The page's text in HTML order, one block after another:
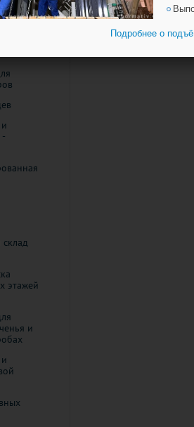
этажей
и
Подробнее о